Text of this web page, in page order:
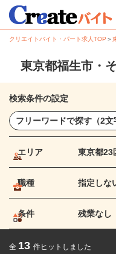
クリエイトバイト・パート求人TOP ＞
東京都福生市・
検索条件の設定
エリア 東京都23
職種 指定しな
条件 残業なし
全 13 件ヒットしました